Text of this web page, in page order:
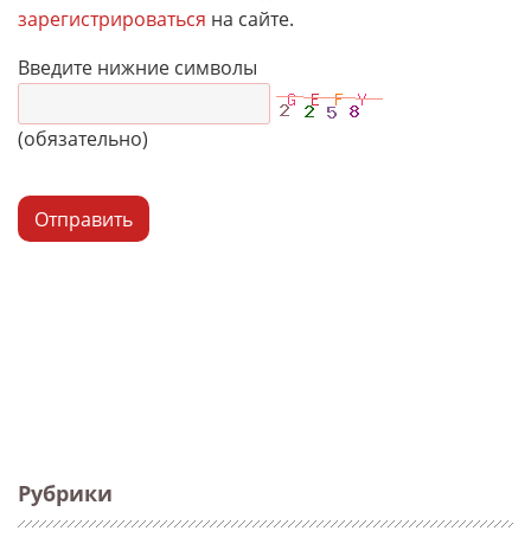
Рубрики
зарегистрироваться на сайте.
Введите нижние символы
(обязательно)
Отправить